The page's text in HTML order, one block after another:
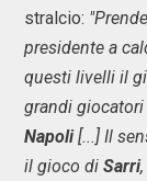
stralcio:
presidente a
questi livelli il
grandi giocatori
Napoli[...] Il
il gioco di Sarri